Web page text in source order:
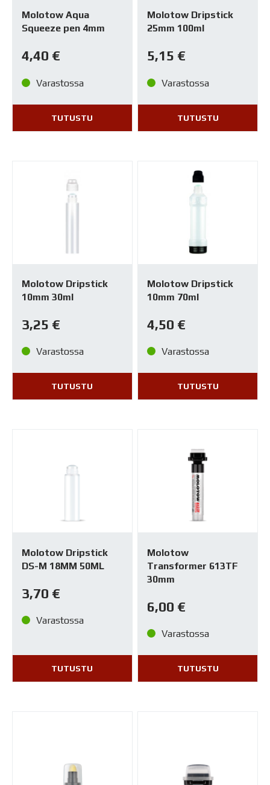
Molotow Aqua
Squeeze pen 4mm
4,40 €
Varastossa
TUTUSTU
Molotow Dripstick
25mm 100ml
5,15 €
Varastossa
TUTUSTU
Molotow Dripstick
10mm 30ml
3,25 €
Varastossa
TUTUSTU
Molotow Dripstick
10mm 70ml
4,50 €
Varastossa
TUTUSTU
Molotow Dripstick
DS-M 18MM 50ML
3,70 €
Varastossa
TUTUSTU
Molotow
Transformer 613TF
30mm
6,00 €
Varastossa
TUTUSTU